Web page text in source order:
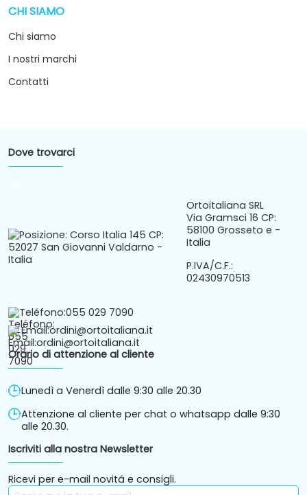
CHI SIAMO
Chi siamo
I nostri marchi
Contatti
Dove trovarci
Ortoitaliana SRL
Via Gramsci 16 CP:
58100 Grosseto e -
Italia
P.IVA/C.F.:
02430970513
Teléfono:055 029 7090
Email:ordini@ortoitaliana.it
Orario di attenzione al cliente
Lunedì a Venerdì dalle 9:30 alle 20.30
Attenzione al cliente per chat o whatsapp dalle 9:30
alle 20.30.
Iscriviti alla nostra Newsletter
Ricevi per e-mail novitá e consigli.